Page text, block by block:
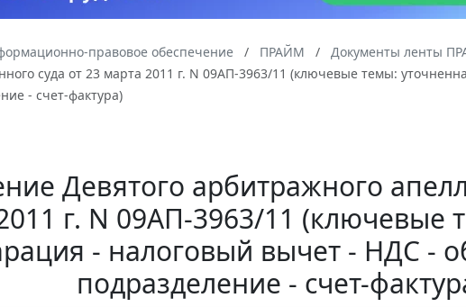
правовое обеспечение ПРАЙМ Документы ленты
суда от 23 марта 2011 г. N 09АП-3963/11 (ключевые темы:
- счет-фактура)
Девятого арбитражного
г. N 09АП-3963/11 (ключевые
- налоговый вычет - НДС -
подразделение - счет-